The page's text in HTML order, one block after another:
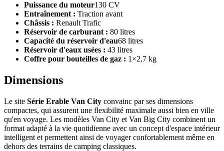
Puissance du moteur130 CV
Entraînement : Traction avant
Châssis : Renault Trafic
Réservoir de carburant : 80 litres
Capacité du réservoir d'eau68 litres
Réservoir d'eaux usées : 43 litres
Coffre pour bouteilles de gaz : 1×2,7 kg
Dimensions
Le site Série Erable Van City convainc par ses dimensions
compactes, qui assurent une flexibilité maximale aussi bien en ville
qu'en voyage. Les modèles Van City et Van Big City combinent un
format adapté à la vie quotidienne avec un concept d'espace intérieur
intelligent et permettent ainsi de voyager confortablement même en
dehors des terrains de camping classiques.